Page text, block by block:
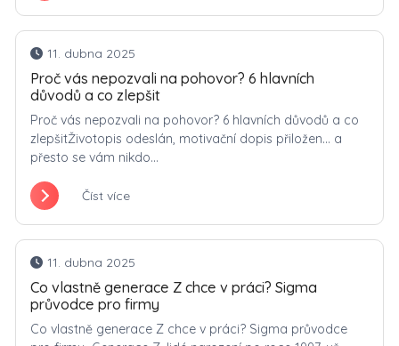
11. dubna 2025
Proč vás nepozvali na pohovor? 6 hlavních
důvodů a co zlepšit
Proč vás nepozvali na pohovor? 6 hlavních důvodů a co
zlepšitŽivotopis odeslán, motivační dopis přiložen… a
přesto se vám nikdo...
Číst více
11. dubna 2025
Co vlastně generace Z chce v práci? Sigma
průvodce pro firmy
Co vlastně generace Z chce v práci? Sigma průvodce